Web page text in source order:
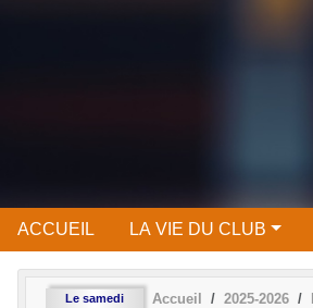
ACCUEIL LA VIE DU CLUB
Le samedi Accueil 2025-2026